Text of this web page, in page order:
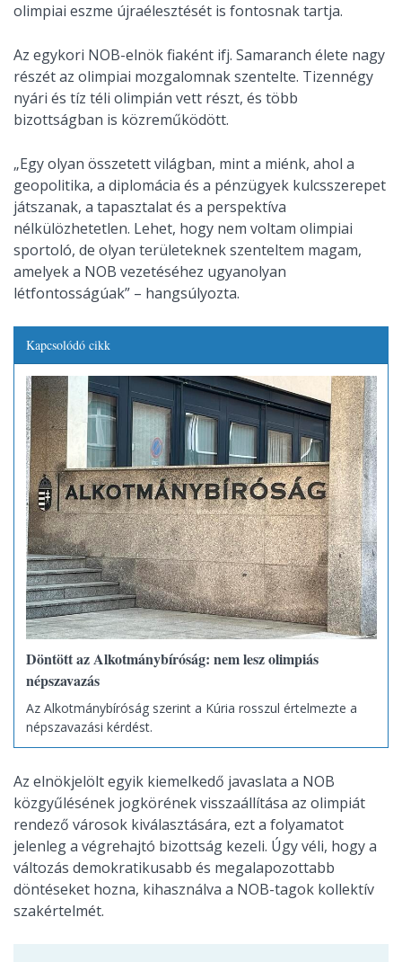
olimpiai eszme újraélesztését is fontosnak tartja.
Az egykori NOB-elnök fiaként ifj. Samaranch élete nagy
részét az olimpiai mozgalomnak szentelte. Tizennégy
nyári és tíz téli olimpián vett részt, és több
bizottságban is közreműködött.
„Egy olyan összetett világban, mint a miénk, ahol a
geopolitika, a diplomácia és a pénzügyek kulcsszerepet
játszanak, a tapasztalat és a perspektíva
nélkülözhetetlen. Lehet, hogy nem voltam olimpiai
sportoló, de olyan területeknek szenteltem magam,
amelyek a NOB vezetéséhez ugyanolyan
létfontosságúak” – hangsúlyozta.
Kapcsolódó cikk
Döntött az Alkotmánybíróság: nem lesz olimpiás
népszavazás
Az Alkotmánybíróság szerint a Kúria rosszul értelmezte a
népszavazási kérdést.
Az elnökjelölt egyik kiemelkedő javaslata a NOB
közgyűlésének jogkörének visszaállítása az olimpiát
rendező városok kiválasztására, ezt a folyamatot
jelenleg a végrehajtó bizottság kezeli. Úgy véli, hogy a
változás demokratikusabb és megalapozottabb
döntéseket hozna, kihasználva a NOB-tagok kollektív
szakértelmét.